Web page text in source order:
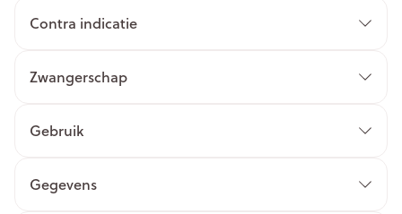
Contra indicatie
Zwangerschap
Gebruik
Gegevens